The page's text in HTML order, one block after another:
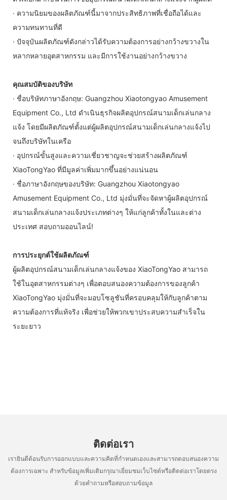
· ความนิยมของผลิตภัณฑ์นี้มาจากประสิทธิภาพที่เชื่อถือได้และ
ความทนทานที่ดี
· ปัจจุบันผลิตภัณฑ์ดังกล่าวได้รับความต้องการอย่างกว้างขวางใน
หลากหลายอุตสาหกรรม และมีการใช้งานอย่างกว้างขวาง
คุณสมบัติของบริษัท
· ชื่อบริษัทภาษาอังกฤษ: Guangzhou Xiaotongyao Amusement
Equipment Co., Ltd ดำเนินธุรกิจผลิตอุปกรณ์สนามเด็กเล่นกลาง
แจ้ง โดยมีผลิตภัณฑ์ตั้งแต่ผู้ผลิตอุปกรณ์สนามเด็กเล่นกลางแจ้งไป
จนถึงบริษัทในเครือ
· อุปกรณ์ขั้นสูงและความเชี่ยวชาญจะช่วยสร้างผลิตภัณฑ์
XiaoTongYao ที่มีมูลค่าเพิ่มมากขึ้นอย่างแน่นอน
· ชื่อภาษาอังกฤษของบริษัท: Guangzhou Xiaotongyao
Amusement Equipment Co., Ltd มุ่งมั่นที่จะจัดหาผู้ผลิตอุปกรณ์
สนามเด็กเล่นกลางแจ้งประเภทต่างๆ ให้แก่ลูกค้าทั้งในและต่าง
ประเทศ สอบถามออนไลน์!
การประยุกต์ใช้ผลิตภัณฑ์
ผู้ผลิตอุปกรณ์สนามเด็กเล่นกลางแจ้งของ XiaoTongYao สามารถ
ใช้ในอุตสาหกรรมต่างๆ เพื่อตอบสนองความต้องการของลูกค้า
XiaoTongYao มุ่งมั่นที่จะมอบโซลูชันที่ครอบคลุมให้กับลูกค้าตาม
ความต้องการที่แท้จริง เพื่อช่วยให้พวกเขาประสบความสำเร็จใน
ระยะยาว
ติดต่อเรา
เรายินดีต้อนรับการออกแบบและความคิดที่กำหนดเองและสามารถตอบสนองความ
ต้องการเฉพาะ สำหรับข้อมูลเพิ่มเติมกรุณาเยี่ยมชมเว็บไซต์หรือติดต่อเราโดยตรง
ด้วยคำถามหรือสอบถามข้อมูล